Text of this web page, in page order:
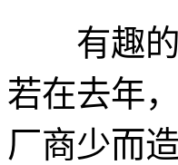
有趣的
若在去年
厂商少而